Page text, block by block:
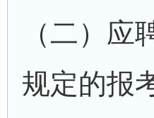
（二）
规定的报